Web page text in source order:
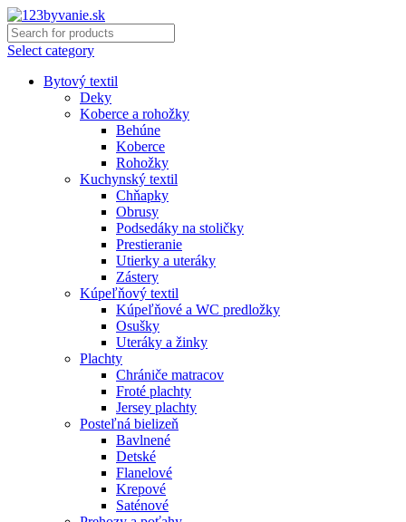
Select category
Bytový textil
Deky
Koberce a rohožky
Behúne
Koberce
Rohožky
Kuchynský textil
Chňapky
Obrusy
Podsedáky na stoličky
Prestieranie
Utierky a uteráky
Zástery
Kúpeľňový textil
Kúpeľňové a WC predložky
Osušky
Uteráky a žinky
Plachty
Chrániče matracov
Froté plachty
Jersey plachty
Posteľná bielizeň
Bavlnené
Detské
Flanelové
Krepové
Saténové